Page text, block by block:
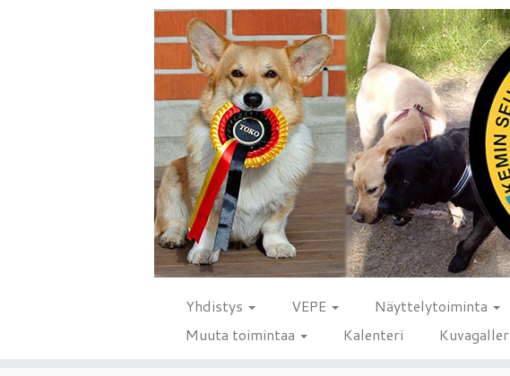
Yhdistys VEPE Näyttelytoiminta
Muuta toimintaa
Kalenteri